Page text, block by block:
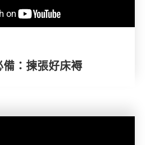
：揀張好床褥